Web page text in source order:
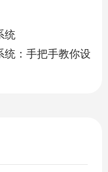
统
统：手把手教你设